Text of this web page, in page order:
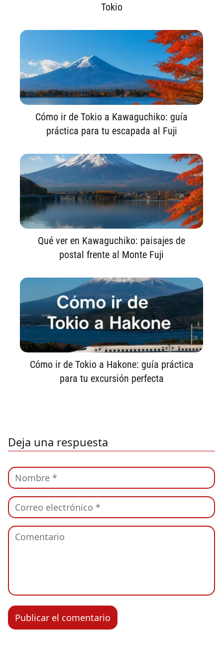
Tokio
Cómo ir de Tokio a Kawaguchiko: guía
práctica para tu escapada al Fuji
Qué ver en Kawaguchiko: paisajes de
postal frente al Monte Fuji
Cómo ir de Tokio a Hakone: guía práctica
para tu excursión perfecta
Deja una respuesta